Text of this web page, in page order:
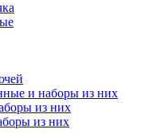
и наборы из них
из них
из них